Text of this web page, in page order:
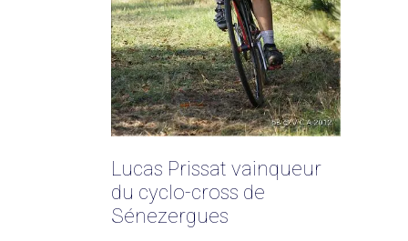
Lucas Prissat vainqueur
du cyclo-cross de
Sénezergues